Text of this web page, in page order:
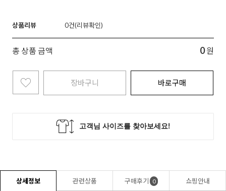
상품리뷰 0
총 상품 금액 0 원
장바구니 바로구매
상세정보 관련상품 구매후기 0 쇼핑안내